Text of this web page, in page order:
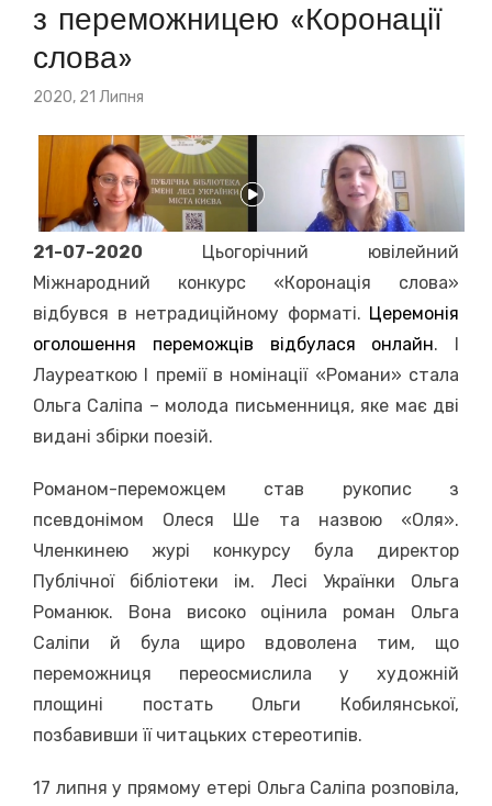
з переможницею «Коронації
слова»
Posted
2020, 21 Липня
21-07-2020 Цьогорічний ювілейний
Міжнародний конкурс «Коронація слова»
відбувся в нетрадиційному форматі. Церемонія
оголошення переможців відбулася онлайн. І
Лауреаткою І премії в номінації «Романи» стала
Ольга Саліпа – молода письменниця, яке має дві
видані збірки поезій.
Романом-переможцем став рукопис з
псевдонімом Олеся Ше та назвою «Оля».
Членкинею журі конкурсу була директор
Публічної бібліотеки ім. Лесі Українки Ольга
Романюк. Вона високо оцінила роман Ольга
Саліпи й була щиро вдоволена тим, що
переможниця переосмислила у художній
площині постать Ольги Кобилянської,
позбавивши її читацьких стереотипів.
17 липня у прямому етері Ольга Саліпа розповіла,